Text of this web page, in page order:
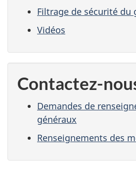
Filtrage de sécurité du
Vidéos
Contactez-
Demandes de
généraux
Renseignements des